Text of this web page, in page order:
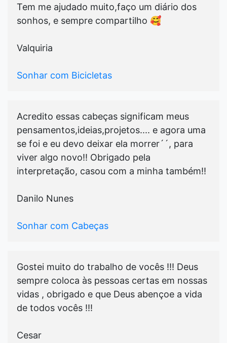
Tem me ajudado muito,faço um diário dos
sonhos, e sempre compartilho 🥰
Valquiria
Sonhar com Bicicletas
Acredito essas cabeças significam meus
pensamentos,ideias,projetos.... e agora uma
se foi e eu devo deixar ela morrer´´, para
viver algo novo!! Obrigado pela
interpretação, casou com a minha também!!
Danilo Nunes
Sonhar com Cabeças
Gostei muito do trabalho de vocês !!! Deus
sempre coloca às pessoas certas em nossas
vidas , obrigado e que Deus abençoe a vida
de todos vocês !!!
Cesar